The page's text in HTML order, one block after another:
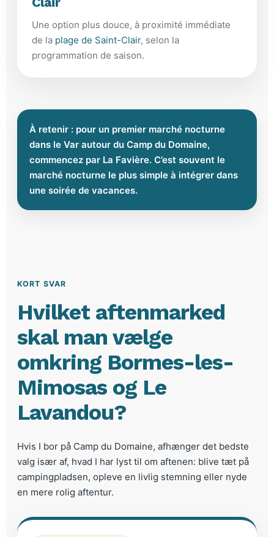
Une option plus douce, à proximité immédiate
de la plage de Saint-Clair, selon la
programmation de saison.
À retenir : pour un premier marché nocturne
dans le Var autour du Camp du Domaine,
commencez par La Favière. C’est souvent le
marché nocturne le plus simple à intégrer dans
une soirée de vacances.
KORT SVAR
Hvilket aftenmarked
skal man vælge
omkring Bormes-les-
Mimosas og Le
Lavandou?
Hvis I bor på Camp du Domaine, afhænger det bedste
valg især af, hvad I har lyst til om aftenen: blive tæt på
campingpladsen, opleve en livlig stemning eller nyde
en mere rolig aftentur.